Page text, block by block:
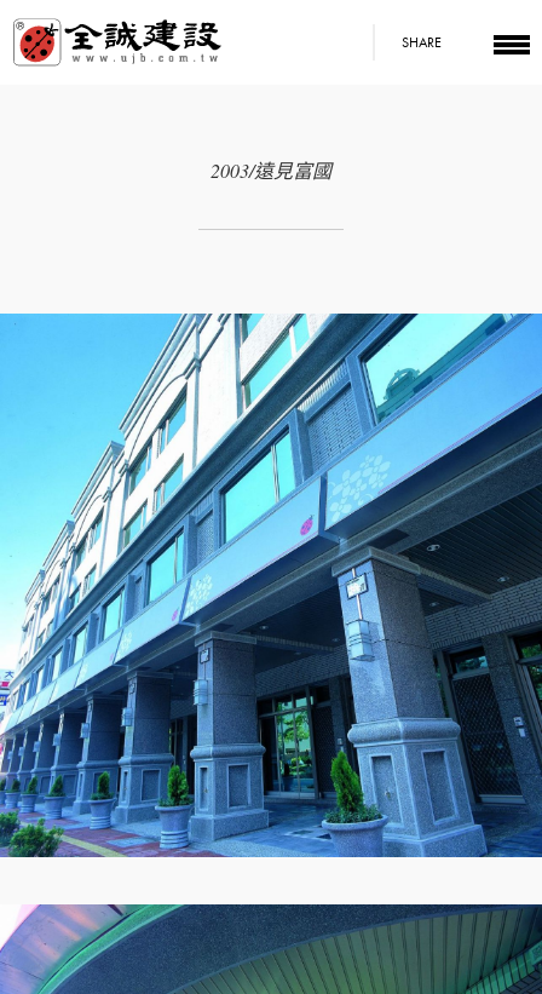
SHARE
2003/遠見富國